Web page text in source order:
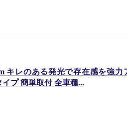
キレのある発光で存在感を強力
プ 簡単取付 全車種...